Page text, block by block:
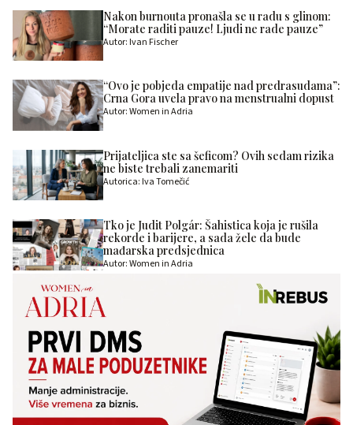
Nakon burnouta pronašla se u radu s glinom:
“Morate raditi pauze! Ljudi ne rade pauze”
Autor: Ivan Fischer
“Ovo je pobjeda empatije nad predrasudama”:
Crna Gora uvela pravo na menstrualni dopust
Autor: Women in Adria
Prijateljica ste sa šeficom? Ovih sedam rizika
ne biste trebali zanemariti
Autorica: Iva Tomečić
Tko je Judit Polgár: Šahistica koja je rušila
rekorde i barijere, a sada žele da bude
mađarska predsjednica
Autor: Women in Adria